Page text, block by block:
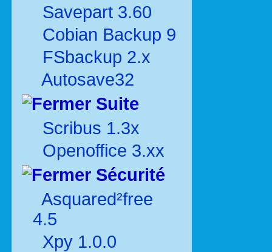
Savepart 3.60
Cobian Backup 9
FSbackup 2.x
Autosave32
Suite
Scribus 1.3x
Openoffice 3.xx
Sécurité
Asquared²free
4.5
Xpy 1.0.0